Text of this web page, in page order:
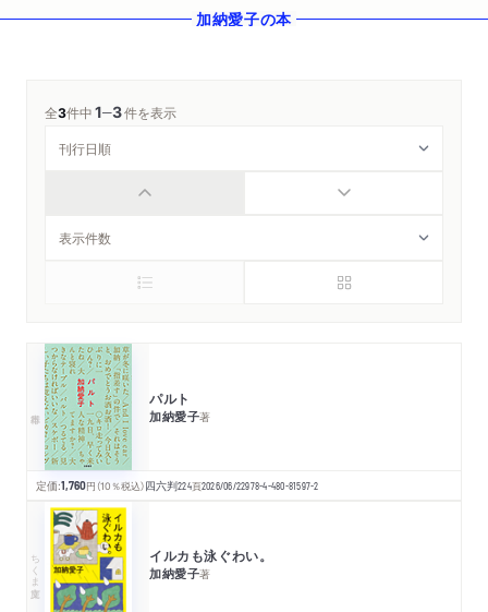
加納愛子の本
全3件中1─3件を表示
パルト
加納愛子著
定価:1,760円 （10％税込）四六判224頁2026/06/22978-4-480-81597-2
ちくま文庫 イルカも泳ぐわい。
加納愛子著